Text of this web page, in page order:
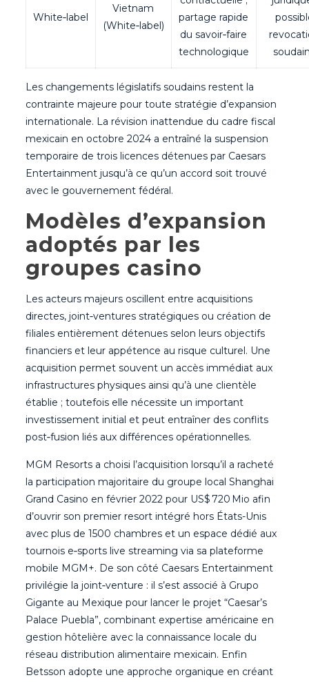
White‑label
Vietnam
(White‑label)
partage rapide
du savoir‑faire
technologique
Les changements législatifs soudains restent la
contrainte majeure pour toute stratégie d’expansion
internationale. La révision inattendue du cadre fiscal
mexicain en octobre 2024 a entraîné la suspension
temporaire de trois licences détenues par Caesars
Entertainment jusqu’à ce qu’un accord soit trouvé
avec le gouvernement fédéral.
Modèles d’expansion
adoptés par les
groupes casino
Les acteurs majeurs oscillent entre acquisitions
directes, joint‑ventures stratégiques ou création de
filiales entièrement détenues selon leurs objectifs
financiers et leur appétence au risque culturel. Une
acquisition permet souvent un accès immédiat aux
infrastructures physiques ainsi qu’à une clientèle
établie ; toutefois elle nécessite un important
investissement initial et peut entraîner des conflits
post‑fusion liés aux différences opérationnelles.
MGM Resorts a choisi l’acquisition lorsqu’il a racheté
la participation majoritaire du groupe local Shanghai
Grand Casino en février 2022 pour US$ 720 Mio afin
d’ouvrir son premier resort intégré hors États-Unis
avec plus de 1500 chambres et un espace dédié aux
tournois e‑sports live streaming via sa plateforme
mobile MGM+. De son côté Caesars Entertainment
privilégie la joint‑venture : il s’est associé à Grupo
Gigante au Mexique pour lancer le projet “Caesar’s
Palace Puebla”, combinant expertise américaine en
gestion hôtelière avec la connaissance locale du
réseau distribution alimentaire mexicain. Enfin
Betsson adopte une approche organique en créant